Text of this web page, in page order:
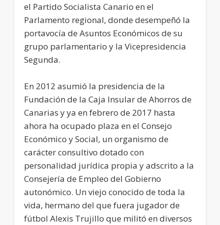
el Partido Socialista Canario en el
Parlamento regional, donde desempeñó la
portavocía de Asuntos Económicos de su
grupo parlamentario y la Vicepresidencia
Segunda.
En 2012 asumió la presidencia de la
Fundación de la Caja Insular de Ahorros de
Canarias y ya en febrero de 2017 hasta
ahora ha ocupado plaza en el Consejo
Económico y Social, un organismo de
carácter consultivo dotado con
personalidad jurídica propia y adscrito a la
Consejería de Empleo del Gobierno
autonómico. Un viejo conocido de toda la
vida, hermano del que fuera jugador de
fútbol Alexis Trujillo que militó en diversos